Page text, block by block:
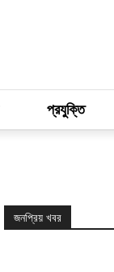
প্রযুক্তি
জনপ্রিয় খবর